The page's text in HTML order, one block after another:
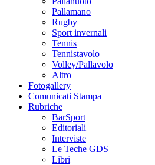
Pallamano
Rugby
Sport invernali
Tennis
Tennistavolo
Volley/Pallavolo
Altro
Fotogallery
Comunicati Stampa
Rubriche
BarSport
Editoriali
Interviste
Le Teche GDS
Libri